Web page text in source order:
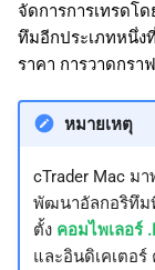
ห
จัดการการเทรดโ
ทึมอีกประเภทหนึ่ง
ราคา การวาดกร
หมายเหตุ
cTrader Mac ม
พัฒนาอัลกอริทึม
ตั้ง คอมไพเลอร์
และอินดิเคเตอ